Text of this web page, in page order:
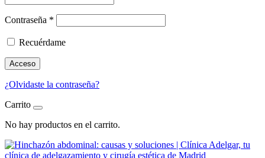
Contraseña *
Recuérdame
Acceso
¿Olvidaste la contraseña?
Carrito
No hay productos en el carrito.